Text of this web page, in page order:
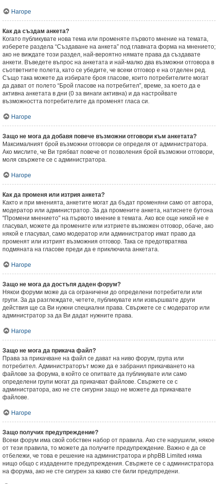
Нагоре
Как да създам анкета?
Когато публикувате нова тема или променяте първото мнение на темата,
изберете раздела “Създаване на анкета” под главната форма на мнението;
ако не виждате този раздел, най-вероятно нямате права да създавате
анкети. Въведете въпрос на анкетата и най-малко два възможни отговора в
съответните полета, като се убедите, че всеки отговор е на отделен ред.
Също така можете да избирате броя гласове, които потребителите могат
да дават от полето “Брой гласове на потребител”, време, за което да е
активна анкетата в дни (0 за винаги активна) и да настройвате
възможността потребителите да променят гласа си.
Нагоре
Защо не мога да добавя повече възможни отговори към анкетата?
Максималният брой възможни отговори се определя от администратора.
Ако мислите, че Ви трябват повече от позволения брой възможни отговори,
моля свържете се с администратора.
Нагоре
Как да променя или изтрия анкета?
Както и при мненията, анкетите могат да бъдат променяни само от автора,
модератор или администратор. За да промените анкета, натиснете бутона
"Промени мнението" на първото мнение в темата. Ако все още никой не е
гласувал, можете да промените или изтриете възможен отговор, обаче, ако
някой е гласувал, само модератор или администратор имат право да
променят или изтрият възможния отговор. Така се предотвратява
подмяната на гласове преди да е приключила анкетата.
Нагоре
Защо не мога да достъпя даден форум?
Някои форуми може да са ограничени до определени потребители или
групи. За да разглеждате, четете, публикувате или извършвате други
действия ще са Ви нужни специални права. Свържете се с модератор или
администратор за да Ви дадат нужните права.
Нагоре
Защо не мога да прикача файл?
Права за прикачване на файл се дават на ниво форум, група или
потребител. Администраторът може да е забранил прикачването на
файлове за форума, в който се опитвате да публикувате или само
определени групи могат да прикачват файлове. Свържете се с
администратора, ако не сте сигурни защо не можете да прикачвате
файлове.
Нагоре
Защо получих предупреждение?
Всеки форум има свой собствен набор от правила. Ако сте нарушили, някое
от тези правила, то можете да получите предупреждение. Важно е да се
отбележи, че това е решение на администратора и phpBB Limited няма
нищо общо с издадените предупреждения. Свържете се с администратора
на форума, ако не сте сигурен за какво сте били предупредени.